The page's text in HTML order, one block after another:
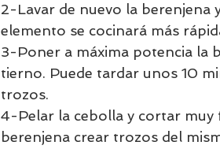
2-Lavar de nuevo la berenjena
elemento se cocinará más
3-Poner a máxima potencia la
tierno. Puede tardar unos 10
trozos.
4-Pelar la cebolla y cortar muy
berenjena crear trozos del